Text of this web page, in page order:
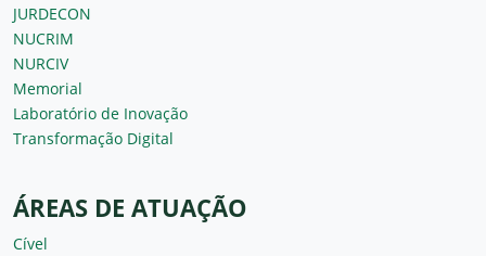
JURDECON
NUCRIM
NURCIV
Memorial
Laboratório de Inovação
Transformação Digital
ÁREAS DE ATUAÇÃO
Cível